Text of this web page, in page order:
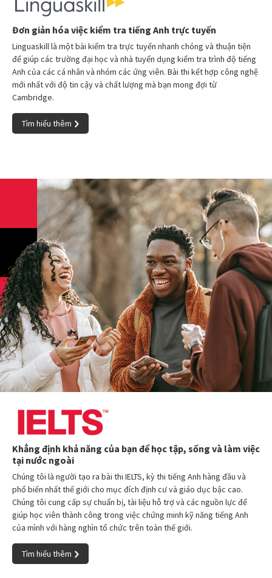
Đơn giản hóa việc kiểm tra tiếng Anh trực tuyến
Linguaskill là một bài kiểm tra trực tuyến nhanh chóng và thuận tiện
để giúp các trường đại học và nhà tuyển dụng kiểm tra trình độ tiếng
Anh của các cá nhân và nhóm các ứng viên. Bài thi kết hợp công nghệ
mới nhất với độ tin cậy và chất lượng mà bạn mong đợi từ
Cambridge.
Tìm hiểu thêm
Khẳng định khả năng của bạn để học tập, sống và làm việc
tại nước ngoài
Chúng tôi là người tạo ra bài thi IELTS, kỳ thi tiếng Anh hàng đầu và
phổ biến nhất thế giới cho mục đích định cư và giáo dục bậc cao.
Chúng tôi cung cấp sự chuẩn bị, tài liệu hỗ trợ và các nguồn lực để
giúp học viên thành công trong việc chứng minh kỹ năng tiếng Anh
của mình với hàng nghìn tổ chức trên toàn thế giới.
Tìm hiểu thêm